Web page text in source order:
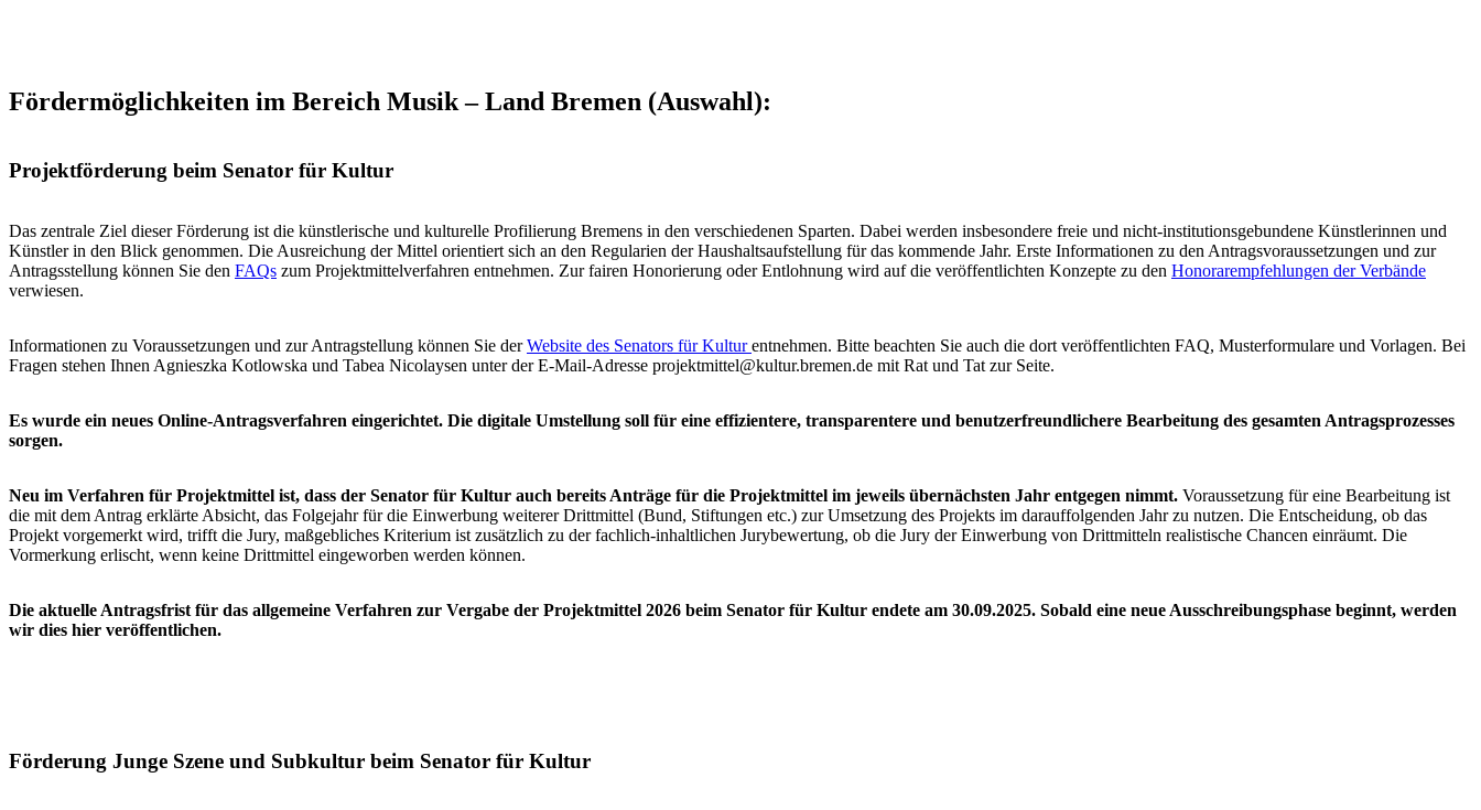
Fördermöglichkeiten im Bereich Musik – Land Bremen (Auswahl):
Projektförderung beim Senator für Kultur
Das zentrale Ziel dieser Förderung ist die künstlerische und kulturelle Profilierung Bremens in den verschiedenen Sparten. Dabei werden insbesondere freie und nicht-institutionsgebundene Künstlerinnen und
Künstler in den Blick genommen. Die Ausreichung der Mittel orientiert sich an den Regularien der Haushaltsaufstellung für das kommende Jahr. Erste Informationen zu den Antragsvoraussetzungen und zur
Antragsstellung können Sie den FAQs zum Projektmittelverfahren entnehmen. Zur fairen Honorierung oder Entlohnung wird auf die veröffentlichten Konzepte zu den Honorarempfehlungen der Verbände
verwiesen.
Informationen zu Voraussetzungen und zur Antragstellung können Sie derWebsite des Senators für Kulturentnehmen. Bitte beachten Sie auch die dort veröffentlichten FAQ, Musterformulare und Vorlagen. Bei
Fragen stehen Ihnen Agnieszka Kotlowska und Tabea Nicolaysen unter der E-Mail-Adresse projektmittel@kultur.bremen.de mit Rat und Tat zur Seite.
Es wurde ein neues Online-Antragsverfahren eingerichtet. Die digitale Umstellung soll für eine effizientere, transparentere und benutzerfreundlichere Bearbeitung des gesamten Antragsprozesses
sorgen.
Neu im Verfahren für Projektmittel ist, dass der Senator für Kultur auch bereits Anträge für die Projektmittel im jeweils übernächsten Jahr entgegen nimmt. Voraussetzung für eine Bearbeitung ist
die mit dem Antrag erklärte Absicht, das Folgejahr für die Einwerbung weiterer Drittmittel (Bund, Stiftungen etc.) zur Umsetzung des Projekts im darauffolgenden Jahr zu nutzen. Die Entscheidung, ob das
Projekt vorgemerkt wird, trifft die Jury, maßgebliches Kriterium ist zusätzlich zu der fachlich-inhaltlichen Jurybewertung, ob die Jury der Einwerbung von Drittmitteln realistische Chancen einräumt. Die
Vormerkung erlischt, wenn keine Drittmittel eingeworben werden können.
Die aktuelle Antragsfrist für das allgemeine Verfahren zur Vergabe der Projektmittel 2026 beim Senator für Kultur endete am 30.09.2025. Sobald eine neue Ausschreibungsphase beginnt, werden
wir dies hier veröffentlichen.
Förderung Junge Szene und Subkultur beim Senator für Kultur